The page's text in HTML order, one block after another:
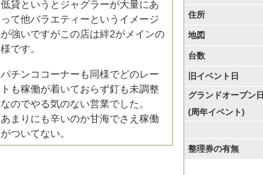
低貸というとジャグラーが大量にあ
って他バラエティーというイメージ
が強いですがこの店は絆2がメインの
様です。
パチンココーナーも同様でどのレー
トも稼働が着いておらず釘も未調整
なのでやる気のない営業でした。
あまりにも辛いのか甘海でさえ稼働
がついてない。
住所
地図
台数
旧イベント日
グランドオープン日
(周年イベント)
整理券の有無